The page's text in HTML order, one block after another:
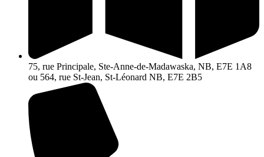
75, rue Principale, Ste-Anne-de-Madawaska, NB, E7E 1A8
ou 564, rue St-Jean, St-Léonard NB, E7E 2B5